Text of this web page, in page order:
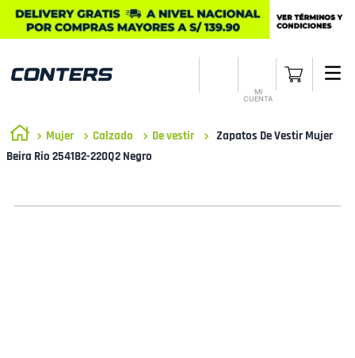
MI
CUENTA
Mujer Calzado De vestir
Zapatos De Vestir Mujer
Beira Rio 254182-220Q2 Negro